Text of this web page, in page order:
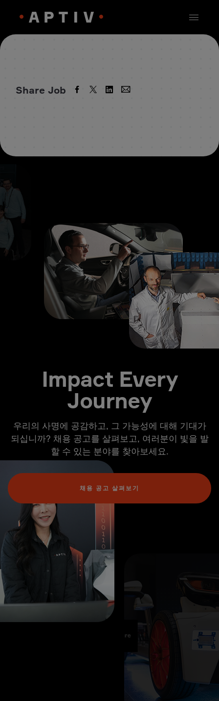
Share Job
Impact Every
Journey
우리의 사명에 공감하고, 그 가능성에 대해 기대가
되십니까? 채용 공고를 살펴보고, 여러분이 빛을 발
할 수 있는 분야를 찾아보세요.
채용 공고 살펴보기